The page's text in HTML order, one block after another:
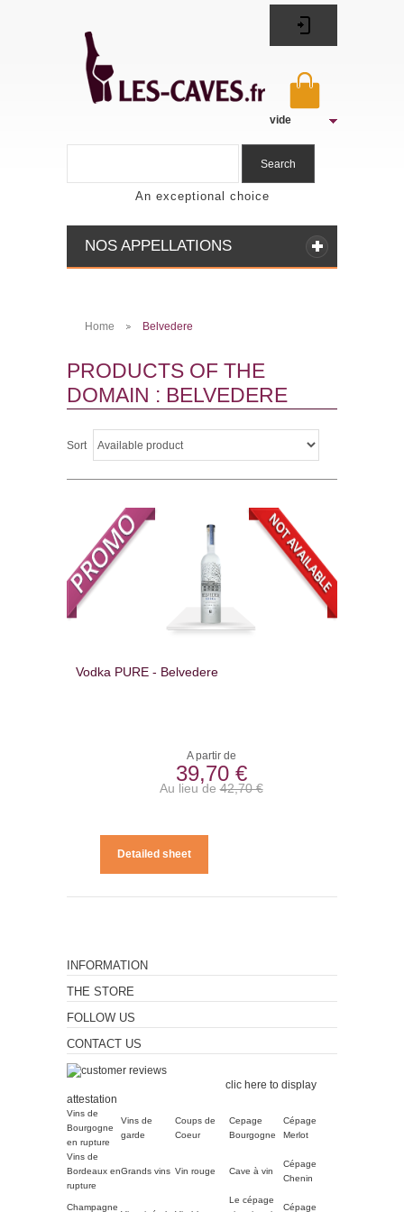
An exceptional choice
vide
NOS APPELLATIONS
Search
Home
Belvedere
PRODUCTS OF THE
DOMAIN : BELVEDERE
Sort
Vodka PURE - Belvedere
A partir de
39,70 €
Au lieu de42,70 €
Detailed sheet
INFORMATION
THE STORE
FOLLOW US
CONTACT US
clic here to display
attestation
Vins de
Bourgogne
en rupture
Vins de
garde
Coups de
Coeur
Cepage
Bourgogne
Cépage
Merlot
Vins de
Bordeaux en
rupture
Grands vins Vin rouge Cave à vin
Cépage
Chenin
Champagne
Le cépage
Cépage